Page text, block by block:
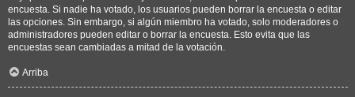
encuesta. Si nadie ha votado, los usuarios pueden borrar la encuesta o editar
las opciones. Sin embargo, si algún miembro ha votado, solo moderadores o
administradores pueden editar o borrar la encuesta. Esto evita que las
encuestas sean cambiadas a mitad de la votación.
Arriba